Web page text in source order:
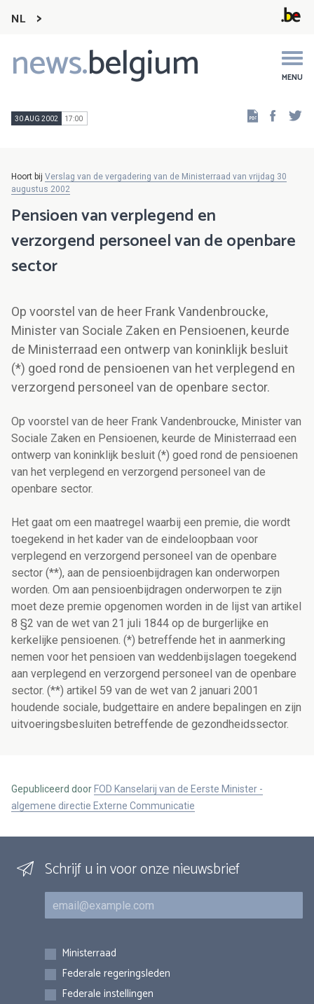
NL
news.belgium MENU
Main
navigation
30 AUG 2002 17:00
Hoort bij Verslag van de vergadering van de Ministerraad van vrijdag 30
augustus 2002
Pensioen van verplegend en
verzorgend personeel van de openbare
sector
Op voorstel van de heer Frank Vandenbroucke,
Minister van Sociale Zaken en Pensioenen, keurde
de Ministerraad een ontwerp van koninklijk besluit
(*) goed rond de pensioenen van het verplegend en
verzorgend personeel van de openbare sector.
Op voorstel van de heer Frank Vandenbroucke, Minister van
Sociale Zaken en Pensioenen, keurde de Ministerraad een
ontwerp van koninklijk besluit (*) goed rond de pensioenen
van het verplegend en verzorgend personeel van de
openbare sector.
Het gaat om een maatregel waarbij een premie, die wordt
toegekend in het kader van de eindeloopbaan voor
verplegend en verzorgend personeel van de openbare
sector (**), aan de pensioenbijdragen kan onderworpen
worden. Om aan pensioenbijdragen onderworpen te zijn
moet deze premie opgenomen worden in de lijst van artikel
8 §2 van de wet van 21 juli 1844 op de burgerlijke en
kerkelijke pensioenen. (*) betreffende het in aanmerking
nemen voor het pensioen van weddenbijslagen toegekend
aan verplegend en verzorgend personeel van de openbare
sector. (**) artikel 59 van de wet van 2 januari 2001
houdende sociale, budgettaire en andere bepalingen en zijn
uitvoeringsbesluiten betreffende de gezondheidssector.
Gepubliceerd door FOD Kanselarij van de Eerste Minister -
algemene directie Externe Communicatie
Schrijf u in voor onze nieuwsbrief
E-mail
Inschrijvingen
Ministerraad
Federale regeringsleden
Federale instellingen